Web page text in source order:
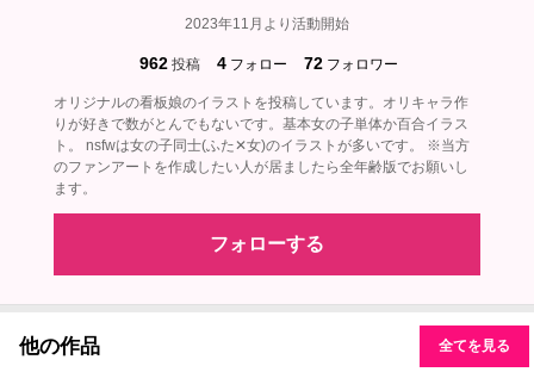
2023年11月より活動開始
962 投稿 4 フォロー 72 フォロワー
オリジナルの看板娘のイラストを投稿しています。オリキャラ作
りが好きで数がとんでもないです。基本女の子単体か百合イラス
ト。 nsfwは女の子同士(ふた✕女)のイラストが多いです。 ※当方
のファンアートを作成したい人が居ましたら全年齢版でお願いし
ます。
フォローする
他の作品 全てを見る